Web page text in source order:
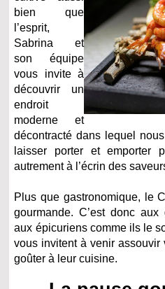
bien que
l’esprit,
Sabrina et
son équipe
vous invite à
découvrir un
endroit
moderne et
décontracté dans lequel
laisser porter et emporter
autrement à l’écrin des
Plus que gastronomique, le
gourmande. C’est donc
aux épicuriens comme ils le
vous invitent à venir assouvir
goûter à leur cuisine.